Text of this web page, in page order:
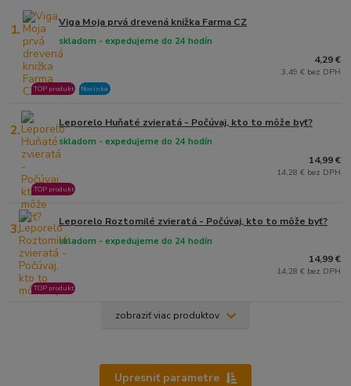
1. Viga Moja prvá drevená knižka Farma CZ
skladom - expedujeme do 24 hodín
TOP produkt Novinka
4,29 €
3,49 € bez DPH
2. Leporelo Huňaté zvieratá - Počúvaj, kto to môže byť?
skladom - expedujeme do 24 hodín
TOP produkt
14,99 €
14,28 € bez DPH
3. Leporelo Roztomilé zvieratá - Počúvaj, kto to môže byť?
skladom - expedujeme do 24 hodín
TOP produkt
14,99 €
14,28 € bez DPH
zobraziť viac produktov
Upresniť parametre